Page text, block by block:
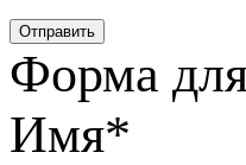
Форма
Имя*